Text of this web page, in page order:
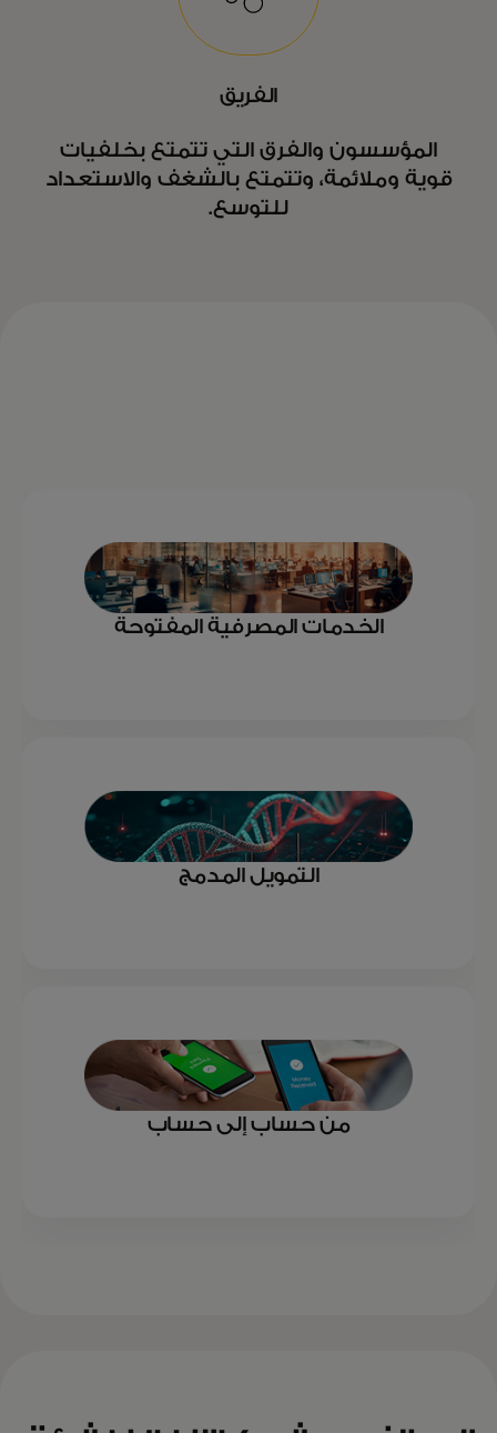
الفريق
المؤسسون والفرق التي تتمتع بخلفيات
قوية وملائمة، وتتمتع بالشغف والاستعداد
للتوسع.
الخدمات المصرفية المفتوحة
التمويل المدمج
من حساب إلى حساب